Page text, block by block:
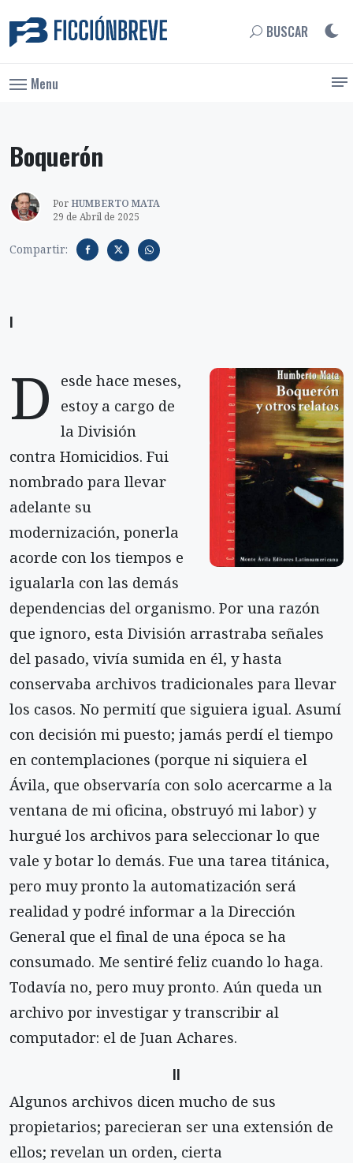
BUSCAR
Menu
Boquerón
Por HUMBERTO MATA
29 de Abril de 2025
Compartir:
I
D
esde hace meses,
estoy a cargo de
la División
contra Homicidios. Fui
nombrado para llevar
adelante su
modernización, ponerla
acorde con los tiempos e
igualarla con las demás
dependencias del organismo. Por una razón
que ignoro, esta División arrastraba señales
del pasado, vivía sumida en él, y hasta
conservaba archivos tradicionales para llevar
los casos. No permití que siguiera igual. Asumí
con decisión mi puesto; jamás perdí el tiempo
en contemplaciones (porque ni siquiera el
Ávila, que observaría con solo acercarme a la
ventana de mi oficina, obstruyó mi labor) y
hurgué los archivos para seleccionar lo que
vale y botar lo demás. Fue una tarea titánica,
pero muy pronto la automatización será
realidad y podré informar a la Dirección
General que el final de una época se ha
consumado. Me sentiré feliz cuando lo haga.
Todavía no, pero muy pronto. Aún queda un
archivo por investigar y transcribir al
computador: el de Juan Achares.
II
Algunos archivos dicen mucho de sus
propietarios; parecieran ser una extensión de
ellos; revelan un orden, cierta